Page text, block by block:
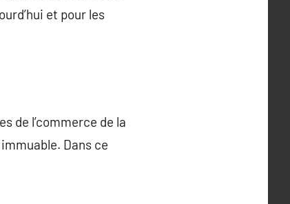
et pour les
de l’commerce de la
Dans ce